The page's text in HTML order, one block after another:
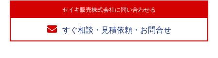
セイキ販売株式会社に問い合わせる
すぐ相談・見積依頼・お問合せ